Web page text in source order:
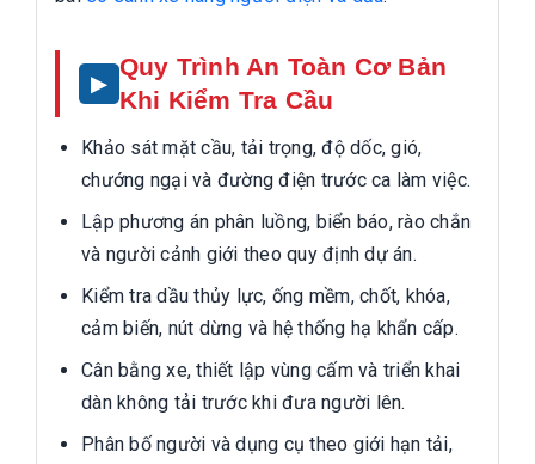
Quy Trình An Toàn Cơ Bản
Khi Kiểm Tra Cầu
Khảo sát mặt cầu, tải trọng, độ dốc, gió,
chướng ngại và đường điện trước ca làm việc.
Lập phương án phân luồng, biển báo, rào chắn
và người cảnh giới theo quy định dự án.
Kiểm tra dầu thủy lực, ống mềm, chốt, khóa,
cảm biến, nút dừng và hệ thống hạ khẩn cấp.
Cân bằng xe, thiết lập vùng cấm và triển khai
dàn không tải trước khi đưa người lên.
Phân bố người và dụng cụ theo giới hạn tải,